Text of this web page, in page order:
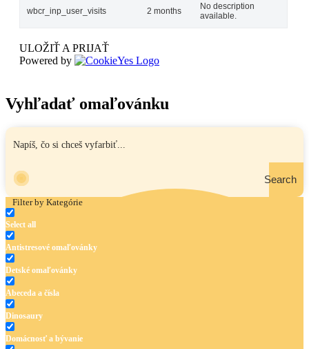
wbcr_inp_user_visits 2 months
No description
available.
ULOŽIŤ A PRIJAŤ
Powered by
Vyhľadať omaľovánku
Search
Filter by Kategórie
Select all
Antistresové omaľovánky
Detské omaľovánky
Abeceda a čísla
Dinosaury
Domácnosť a bývanie